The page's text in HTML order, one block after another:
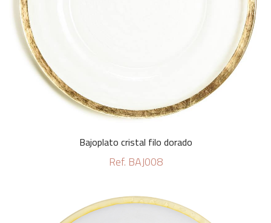
Bajoplato cristal filo dorado
Ref. BAJ008